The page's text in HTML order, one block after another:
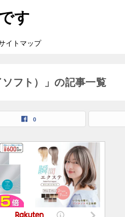
す
イトマップ
ソフト）」の記事一覧
0